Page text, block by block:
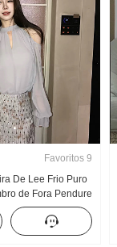
Favoritos 9
De Lee Frio Puro
de Fora Pendure
Solto Top de
Meia calça